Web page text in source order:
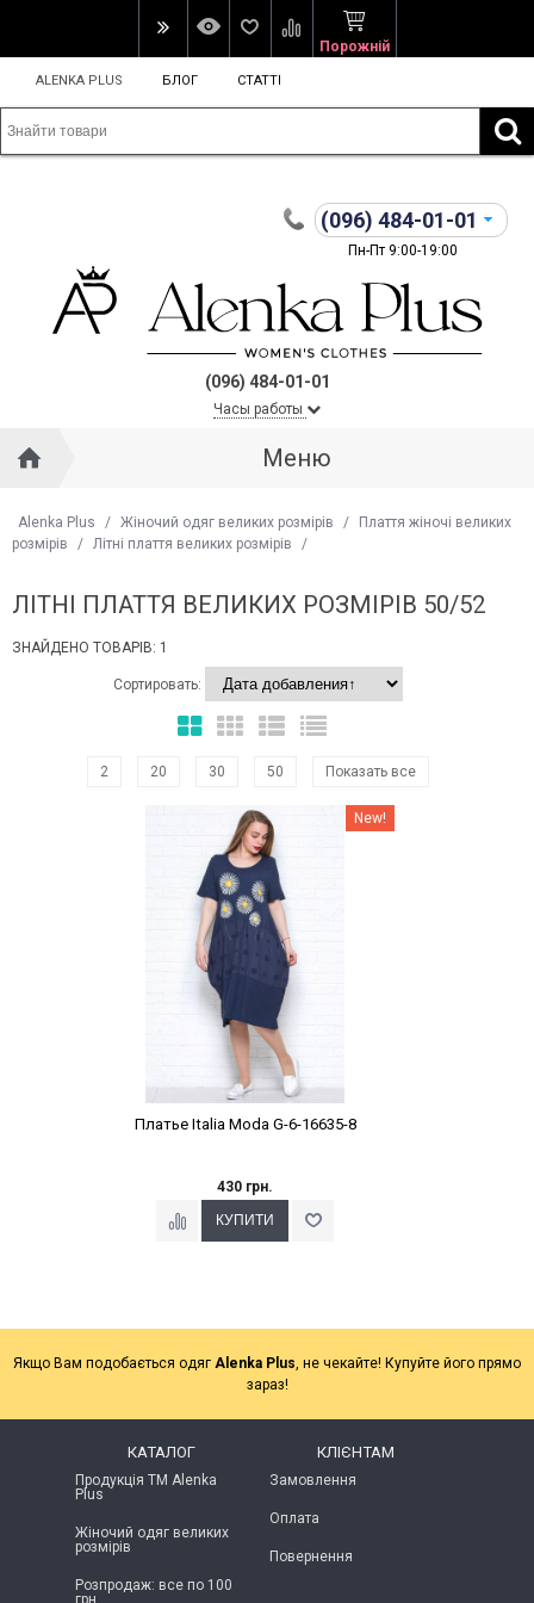
Порожній
ALENKA PLUS БЛОГ СТАТТІ
(096) 484-01-01
Пн-Пт 9:00-19:00
(096) 484-01-01
Часы работы
Меню
Alenka Plus / Жіночий одяг великих розмірів /
Плаття жіночі великих
розмірів
/ Літні плаття великих розмірів /
ЛІТНІ ПЛАТТЯ ВЕЛИКИХ РОЗМІРІВ 50/52
ЗНАЙДЕНО ТОВАРІВ: 1
Сортировать:
2 20 30 50 Показать все
Наклейки Варіант з % New!
Платье Italia Moda G-6-16635-8
430 грн.
Якщо Вам подобається одяг Alenka Plus, не чекайте! Купуйте його прямо
зараз!
КАТАЛОГ
Продукція ТМ Alenka
Plus
Жіночий одяг великих
розмірів
Розпродаж: все по 100
грн
КЛІЄНТАМ
Замовлення
Оплата
Повернення